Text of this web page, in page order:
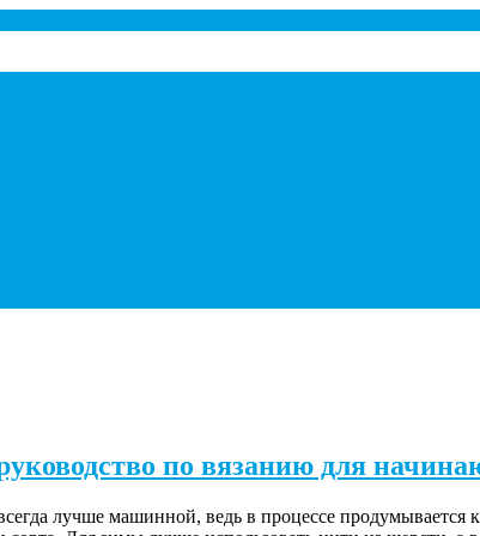
по вязанию для
лучше машинной, ведь в процессе